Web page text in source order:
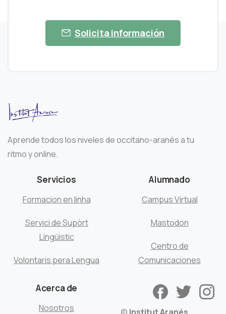
Solicita información
Aprende todos los niveles de occitano-aranés a tu
ritmo y online.
Servicios
Formacion en linha
Servici de Supòrt
Lingüistic
Volontaris pera Lengua
Alumnado
Campus Virtual
Mastodon
Centro de
Comunicaciones
Acerca de
Nosotros